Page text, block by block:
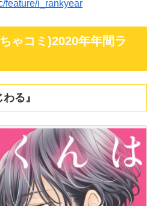
feature/i_rankyear
ゃコミ)2020年年間ラ
る』